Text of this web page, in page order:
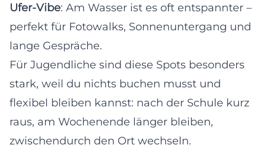
Ufer-Vibe: Am Wasser ist es oft entspannter –
perfekt für Fotowalks, Sonnenuntergang und
lange Gespräche.
Für Jugendliche sind diese Spots besonders
stark, weil du nichts buchen musst und
flexibel bleiben kannst: nach der Schule kurz
raus, am Wochenende länger bleiben,
zwischendurch den Ort wechseln.